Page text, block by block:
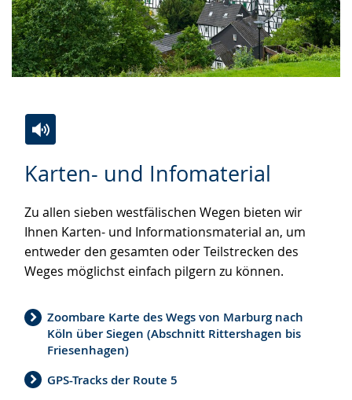
Karten- und Infomaterial
Leichten
wechseln.
Audio-
Video
Deutscher
Gebärdensprache
wird
angezeigt.
Zu allen sieben westfälischen Wegen bieten wir
Ihnen Karten- und Informationsmaterial an, um
entweder den gesamten oder Teilstrecken des
Weges möglichst einfach pilgern zu können.
Zoombare Karte des Wegs von Marburg nach
Köln über Siegen (Abschnitt Rittershagen bis
Friesenhagen)
GPS-Tracks der Route 5